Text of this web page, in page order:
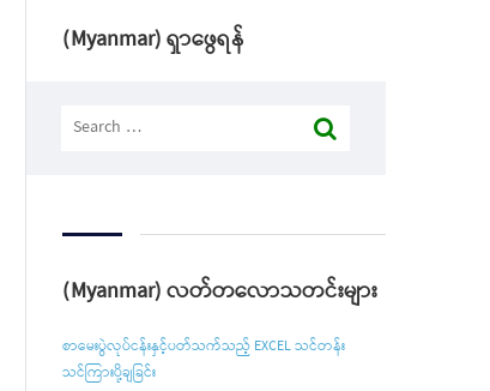
(Myanmar) ရှာဖွေရန်
Search
(Myanmar) လတ်တလောသတင်းများ
စာမေးပွဲလုပ်ငန်းနှင့်ပတ်သက်သည့် EXCEL သင်တန်း
သင်ကြားပို့ချခြင်း